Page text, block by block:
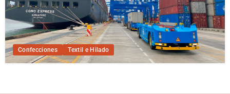
Confecciones Textil e Hilado